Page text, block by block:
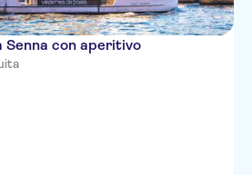
Senna con aperitivo